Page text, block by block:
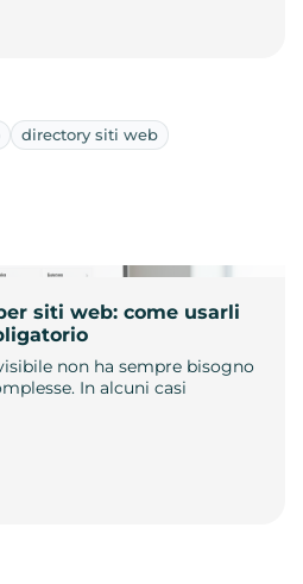
directory siti web
siti web: come usarli
non ha sempre bisogno
In alcuni casi